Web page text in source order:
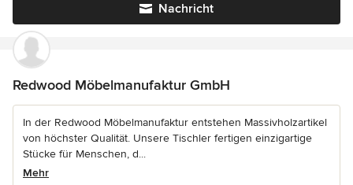
Nachricht
Redwood Möbelmanufaktur GmbH
In der Redwood Möbelmanufaktur entstehen Massivholzartikel
von höchster Qualität. Unsere Tischler fertigen einzigartige
Stücke für Menschen, d...
Mehr